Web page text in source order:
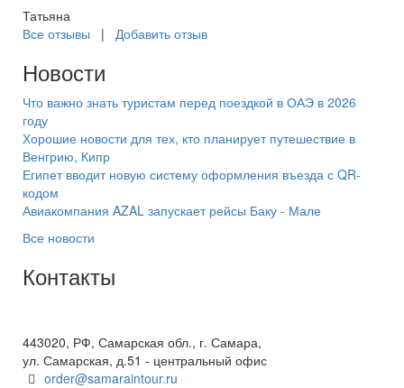
Татьяна
Все отзывы | Добавить отзыв
Новости
Что важно знать туристам перед поездкой в ОАЭ в 2026
году
Хорошие новости для тех, кто планирует путешествие в
Венгрию, Кипр
Египет вводит новую систему оформления въезда с QR-
кодом
Авиакомпания AZAL запускает рейсы Баку - Мале
Все новости
Контакты
443020, РФ, Самарская обл., г. Самара,
ул. Самарская, д.51 - центральный офис
order@samaraintour.ru